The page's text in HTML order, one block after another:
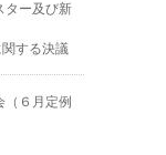
ター及び新
する決議
（６月定例